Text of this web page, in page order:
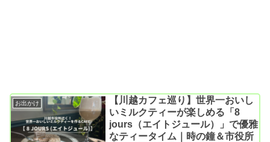
お出かけ
【川越カフェ巡り】世界一おいし
いミルクティーが楽しめる「8
jours（エイトジュール）」で優雅
なティータイム｜時の鐘＆市役所